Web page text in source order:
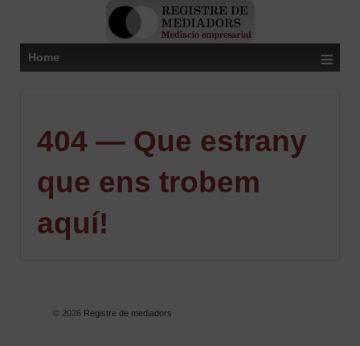
Home ≡
404 — Que estrany
que ens trobem
aquí!
© 2026Registre de mediadors